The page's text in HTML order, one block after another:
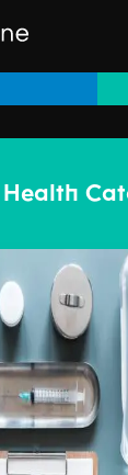
Health